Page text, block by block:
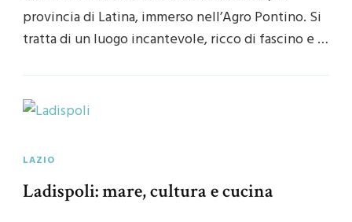
provincia di Latina, immerso nell’Agro Pontino. Si
tratta di un luogo incantevole, ricco di fascino e …
LAZIO
Ladispoli: mare, cultura e cucina